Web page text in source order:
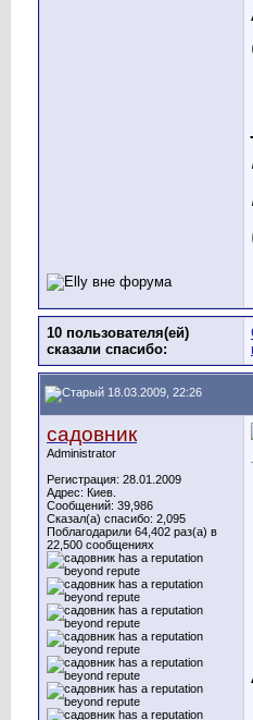
10 пользователя(ей)
сказали cпасибо:
18.03.2009, 22:26
садовник
Administrator
Регистрация: 28.01.2009
Адрес: Киев.
Сообщений: 39,986
Сказал(а) спасибо: 2,095
Поблагодарили 64,402 раз(а) в
22,500 сообщениях